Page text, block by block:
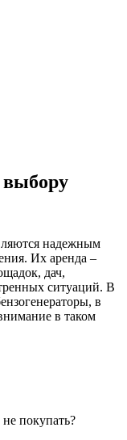
выбору
надежным
Их аренда –
дач,
ситуаций. В
в
в таком
не покупать?